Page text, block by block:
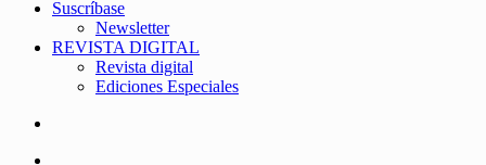
Suscríbase
Newsletter
REVISTA DIGITAL
Revista digital
Ediciones Especiales